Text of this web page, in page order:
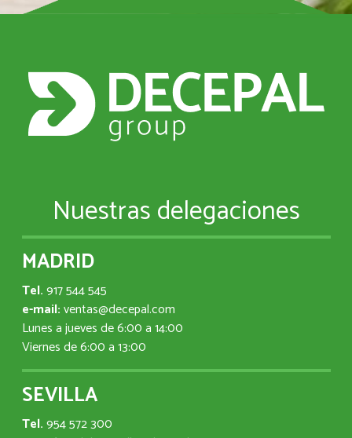
Nuestras delegaciones
MADRID
Tel.917 544 545
e-mail:ventas@decepal.com
Lunes a jueves de 6:00 a 14:00
Viernes de 6:00 a 13:00
SEVILLA
Tel.954 572 300